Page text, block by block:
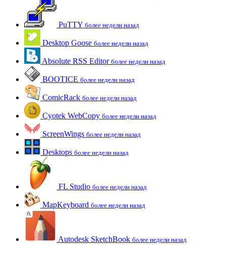
PuTTY более недели назад
Desktop Goose более недели назад
Absolute RSS Editor более недели назад
BOOTICE более недели назад
ComicRack более недели назад
Cyotek WebCopy более недели назад
ScreenWings более недели назад
Desktops более недели назад
FL Studio более недели назад
MapKeyboard более недели назад
Autodesk SketchBook более недели назад